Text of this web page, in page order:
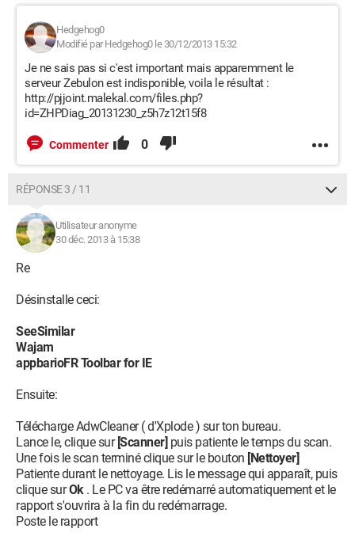
Hedgehog0
Modifié par Hedgehog0 le 30/12/2013 15:32
Je ne sais pas si c'est important mais apparemment le
serveur Zebulon est indisponible, voila le résultat :
http://pjjoint.malekal.com/files.php?
id=ZHPDiag_20131230_z5h7z12t15f8
Commenter 0
RÉPONSE 3 / 11
Utilisateur anonyme
30 déc. 2013 à 15:38
Re
Désinstalle ceci:
SeeSimilar
Wajam
appbarioFR Toolbar for IE
Ensuite:
Télécharge AdwCleaner ( d'Xplode ) sur ton bureau.
Lance le, clique sur[Scanner] puis patiente le temps du scan.
Une fois le scan terminé clique sur le bouton [Nettoyer]
Patiente durant le nettoyage. Lis le message qui apparaît, puis
clique surOk. Le PC va être redémarré automatiquement et le
rapport s'ouvrira à la fin du redémarrage.
Poste le rapport